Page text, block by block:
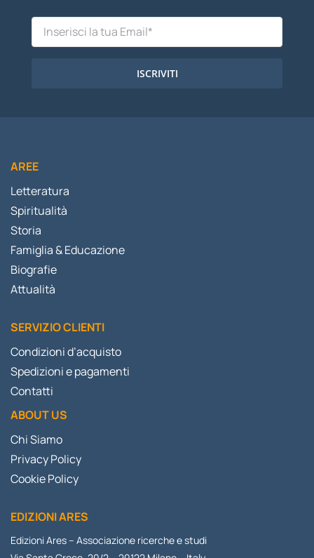
ISCRIVITI
AREE
Letteratura
Spiritualità
Storia
Famiglia & Educazione
Biografie
Attualità
SERVIZIO CLIENTI
Condizioni d’acquisto
Spedizioni e pagamenti
Contatti
ABOUT US
Chi Siamo
Privacy Policy
Cookie Policy
EDIZIONI ARES
Edizioni Ares – Associazione ricerche e studi